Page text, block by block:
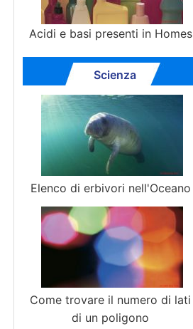
Acidi e basi presenti in Homes
Scienza
Elenco di erbivori nell'Oceano
Come trovare il numero di lati
di un poligono